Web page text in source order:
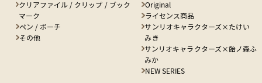
クリアファイル / クリップ / ブック
マーク
ペン / ポーチ
その他
Original
ライセンス商品
サンリオキャラクターズ×たけい
みき
サンリオキャラクターズ×飴ノ森ふ
みか
NEW SERIES